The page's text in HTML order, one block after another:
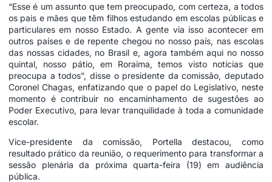
“Esse é um assunto que tem preocupado, com certeza, a todos
os pais e mães que têm filhos estudando em escolas públicas e
particulares em nosso Estado. A gente via isso acontecer em
outros países e de repente chegou no nosso país, nas escolas
das nossas cidades, no Brasil e, agora também aqui no nosso
quintal, nosso pátio, em Roraima, temos visto notícias que
preocupa a todos”, disse o presidente da comissão, deputado
Coronel Chagas, enfatizando que o papel do Legislativo, neste
momento é contribuir no encaminhamento de sugestões ao
Poder Executivo, para levar tranquilidade à toda a comunidade
escolar.
Vice-presidente da comissão, Portella destacou, como
resultado prático da reunião, o requerimento para transformar a
sessão plenária da próxima quarta-feira (19) em audiência
pública.